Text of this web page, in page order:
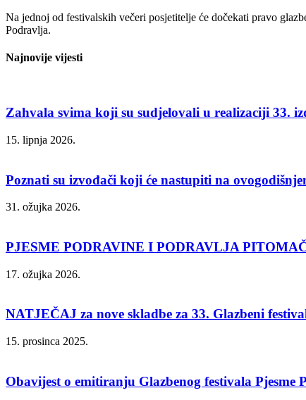
Na jednoj od festivalskih večeri posjetitelje će dočekati pravo
Podravlja.
Najnovije vijesti
Zahvala svima koji su sudjelovali u realizaciji 33.
15. lipnja 2026.
Poznati su izvođači koji će nastupiti na
31. ožujka 2026.
PJESME PODRAVINE I PODRAVLJA
17. ožujka 2026.
NATJEČAJ za nove skladbe za 33. Glazbeni
15. prosinca 2025.
Obavijest o emitiranju Glazbenog festivala Pjesme